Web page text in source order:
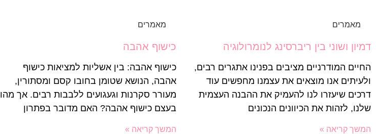
מאמרים
דמיון ושוני בין ריברסינג לנומרולוגיה
החיים המודרניים מציבים בפנינו אתגרים רבים,
ולעיתים אנו מוצאים את עצמנו מחפשים עוד
דרכים שיעזרו לנו להעמיק את ההבנה העצמית
שלנו, לזהות את הכיוונים הנכונים
המשך קריאה »
מאמרים
כישוף אהבה
כישוף אהבה: בין אשליות למציאות כישוף
אהבה, הנושא שטומן בחובו קסם ומסתורין,
מעורר סקרנות וגעגועים ללבבות רבים. אך מהו
בעצם כישוף אהבה? האם מדובר בפתרון
המשך קריאה »